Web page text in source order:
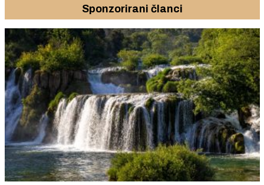
Sponzorirani članci